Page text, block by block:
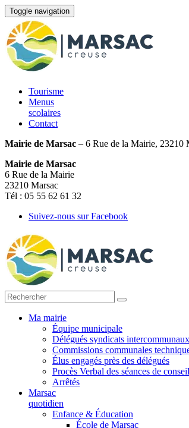
Toggle navigation
Tourisme
Menus
scolaires
Contact
Mairie de Marsac – 6 Rue de la Mairie, 23210
Mairie de Marsac
6 Rue de la Mairie
23210 Marsac
Tél : 05 55 62 61 32
Suivez-nous sur Facebook
Ma mairie
Équipe municipale
Délégués syndicats intercommunaux
Commissions communales
Élus engagés près des délégués
Procès Verbal des séances de
Arrêtés
Marsac
quotidien
Enfance & Éducation
École de Marsac